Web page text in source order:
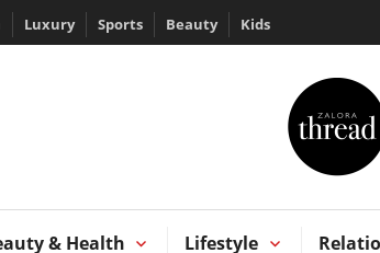
Luxury Sports Beauty Kids
THREAD by
& Health Lifestyle